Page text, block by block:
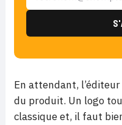
En attendant,
du produit. Un logo
classique et, il faut